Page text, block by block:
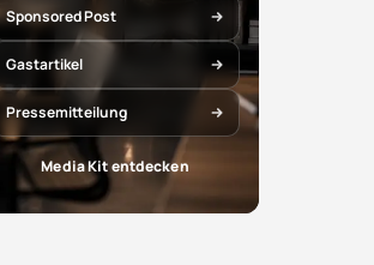
Sponsored Post
Gastartikel
Pressemitteilung
Media Kit entdecken